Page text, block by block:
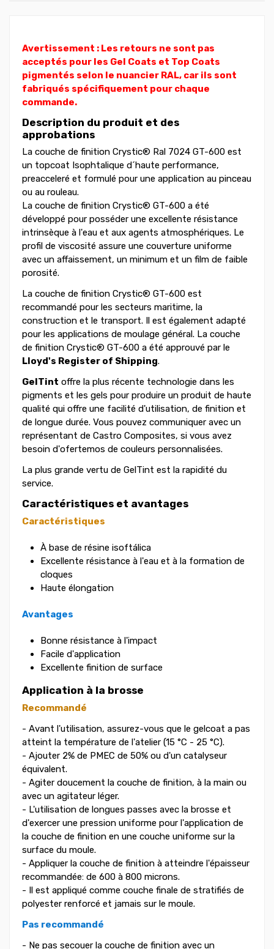
Avertissement : Les retours ne sont pas
acceptés pour les Gel Coats et Top Coats
pigmentés selon le nuancier RAL, car ils sont
fabriqués spécifiquement pour chaque
commande.
Description du produit et des
approbations
La couche de finition Crystic® Ral 7024 GT-600 est
un topcoat Isophtalique d´haute performance,
preacceleré et formulé pour une application au pinceau
ou au rouleau.
La couche de finition Crystic® GT-600 a été
développé pour posséder une excellente résistance
intrinsèque à l'eau et aux agents atmosphériques. Le
profil de viscosité assure une couverture uniforme
avec un affaissement, un minimum et un film de faible
porosité.
La couche de finition Crystic® GT-600 est
recommandé pour les secteurs maritime, la
construction et le transport. Il est également adapté
pour les applications de moulage général. La couche
de finition Crystic® GT-600 a été approuvé par le
Lloyd's Register of Shipping.
GelTint offre la plus récente technologie dans les
pigments et les gels pour produire un produit de haute
qualité qui offre une facilité d'utilisation, de finition et
de longue durée. Vous pouvez communiquer avec un
représentant de Castro Composites, si vous avez
besoin d'ofertemos de couleurs personnalisées.
La plus grande vertu de GelTint est la rapidité du
service.
Caractéristiques et avantages
Caractéristiques
À base de résine isoftálica
Excellente résistance à l'eau et à la formation de
cloques
Haute élongation
Avantages
Bonne résistance à l'impact
Facile d'application
Excellente finition de surface
Application à la brosse
Recommandé
- Avant l'utilisation, assurez-vous que le gelcoat a pas
atteint la température de l'atelier (15 °C - 25 °C).
- Ajouter 2% de PMEC de 50% ou d'un catalyseur
équivalent.
- Agiter doucement la couche de finition, à la main ou
avec un agitateur léger.
- L'utilisation de longues passes avec la brosse et
d'exercer une pression uniforme pour l'application de
la couche de finition en une couche uniforme sur la
surface du moule.
- Appliquer la couche de finition à atteindre l'épaisseur
recommandée: de 600 à 800 microns.
- Il est appliqué comme couche finale de stratifiés de
polyester renforcé et jamais sur le moule.
Pas recommandé
- Ne pas secouer la couche de finition avec un